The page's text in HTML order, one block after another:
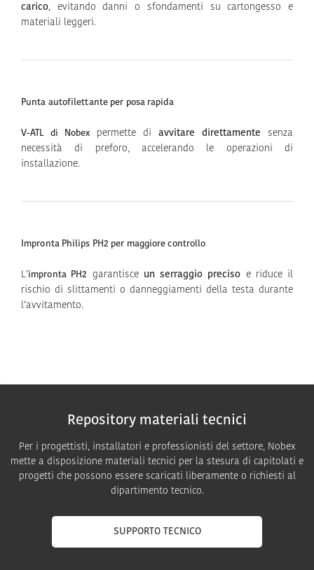
carico, evitando danni o sfondamenti su cartongesso e
materiali leggeri.
Punta autofilettante per posa rapida
V-ATL di Nobex permette diavvitare direttamente senza
necessità di preforo, accelerando le operazioni di
installazione.
Impronta Philips PH2 per maggiore controllo
L’impronta PH2 garantisce un serraggio preciso e riduce il
rischio di slittamenti o danneggiamenti della testa durante
l’avvitamento.
Repository materiali tecnici
Per i progettisti, installatori e professionisti del settore, Nobex
mette a disposizione materiali tecnici per la stesura di capitolati e
progetti che possono essere scaricati liberamente o richiesti al
dipartimento tecnico.
SUPPORTO TECNICO